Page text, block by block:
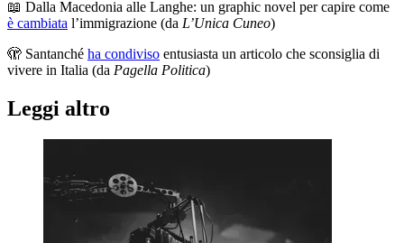
📖 Dalla Macedonia alle Langhe: un graphic novel per capire come
è cambiata l’immigrazione (da L’Unica Cuneo)
🫣 Santanché ha condiviso entusiasta un articolo che sconsiglia di
vivere in Italia (da Pagella Politica)
Leggi altro